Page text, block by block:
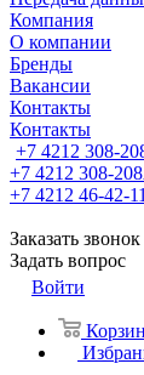
Компания
О компании
Бренды
Вакансии
Контакты
Контакты
+7 4212 308-
+7 4212 308-208
+7 4212 46-42-11
Заказать звонок
Задать вопрос
Войти